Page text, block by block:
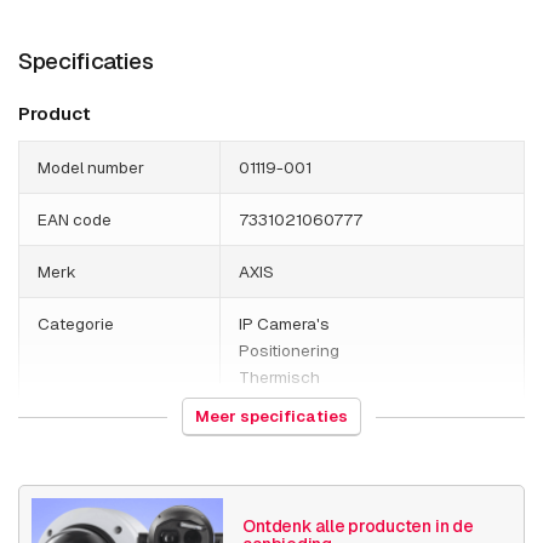
Specificaties
Product
Model number 01119-001
EAN code 7331021060777
Merk AXIS
Categorie
IP Camera's
Positionering
Thermisch
852589
Land van herkomst Polen
Gewicht 15050 gram
Meer specificaties
Ontdenk alle producten in de